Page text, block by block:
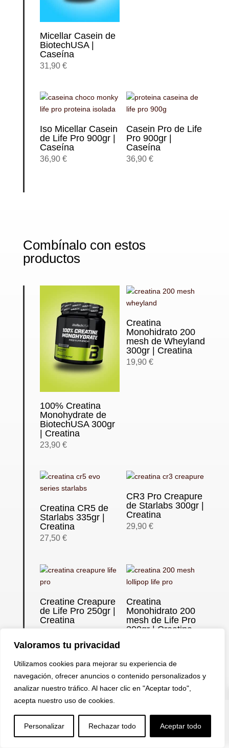
Valoramos tu privacidad
Utilizamos cookies para mejorar su experiencia de
navegación, ofrecer anuncios o contenido personalizados y
analizar nuestro tráfico. Al hacer clic en "Aceptar todo",
acepta nuestro uso de cookies.
Personalizar Rechazar todo Aceptar todo
 U 
Micellar Casein de
BiotechUSA |
Caseína
31,90 €
Iso Micellar Casein
de Life Pro 900gr |
Caseína
36,90 €
Casein Pro de Life
Pro 900gr |
Caseína
36,90 €
Combínalo con estos
productos
100% Creatina
Monohydrate de
BiotechUSA 300gr
| Creatina
23,90 €
Creatina
Monohidrato 200
mesh de Wheyland
300gr | Creatina
19,90 €
Creatina CR5 de
Starlabs 335gr |
Creatina
27,50 €
CR3 Pro Creapure
de Starlabs 300gr |
Creatina
29,90 €
Creatine Creapure
de Life Pro 250gr |
Creatina
Creatina
Monohidrato 200
mesh de Life Pro
300gr | Creatina
Life Pro Creatina
Creapure 500gr |
Creatina
BiotechUSA |
Creatina